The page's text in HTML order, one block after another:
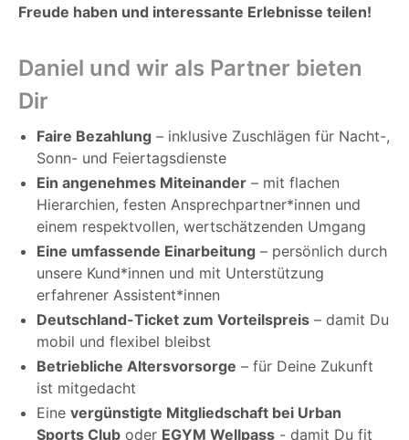
Freude haben und interessante Erlebnisse teilen!
Daniel und wir als Partner bieten
Dir
Faire Bezahlung – inklusive Zuschlägen für Nacht-,
Sonn- und Feiertagsdienste
Ein angenehmes Miteinander – mit flachen
Hierarchien, festen Ansprechpartner*innen und
einem respektvollen, wertschätzenden Umgang
Eine umfassende Einarbeitung – persönlich durch
unsere Kund*innen und mit Unterstützung
erfahrener Assistent*innen
Deutschland-Ticket zum Vorteilspreis – damit Du
mobil und flexibel bleibst
Betriebliche Altersvorsorge – für Deine Zukunft
ist mitgedacht
Eine vergünstigte Mitgliedschaft bei Urban
Sports Club oder EGYM Wellpass - damit Du fit